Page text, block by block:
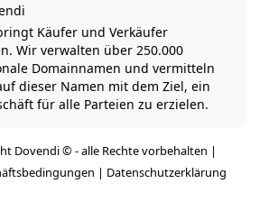
Käufer und Verkäufer
Wir verwalten über 250.000
Domainnamen und vermitteln
dieser Namen mit dem Ziel, ein
für alle Parteien zu erzielen.
Dovendi © - alle Rechte vorbehalten |
| Datenschutzerklärung